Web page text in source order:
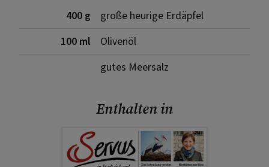
400 g
große heurige Erdäpfel
100 ml
Olivenöl
gutes Meersalz
Enthalten in